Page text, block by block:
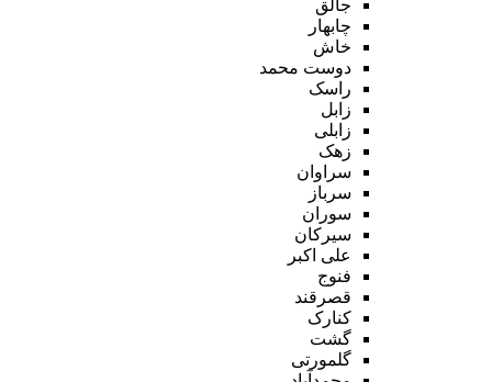
جالق
چابهار
خاش
دوست محمد
راسک
زابل
زابلی
زهک
سراوان
سرباز
سوران
سیرکان
علی اکبر
فنوج
قصرقند
کنارک
گشت
گلمورتی